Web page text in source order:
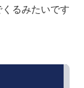
るみたいです